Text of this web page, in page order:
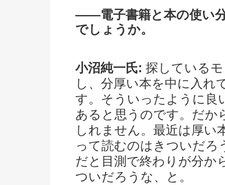
――電子書籍と本の使い
でしょうか。
小沼純一氏: 探している
し、分厚い本を中に入れ
す。そういったように良
あると思うのです。だか
しれません。最近は厚い
って読むのはきついだろ
だと目測で終わりが分か
ついだろうな、と。